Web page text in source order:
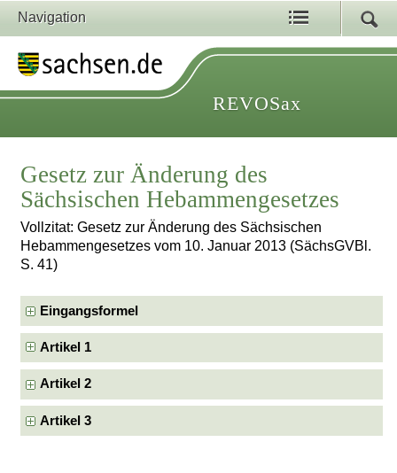
Navigation
REVOSax
Gesetz zur Änderung des
Sächsischen Hebammengesetzes
Vollzitat: Gesetz zur Änderung des Sächsischen
Hebammengesetzes vom 10. Januar 2013 (SächsGVBl.
S. 41)
Eingangsformel
Artikel 1
Artikel 2
Artikel 3